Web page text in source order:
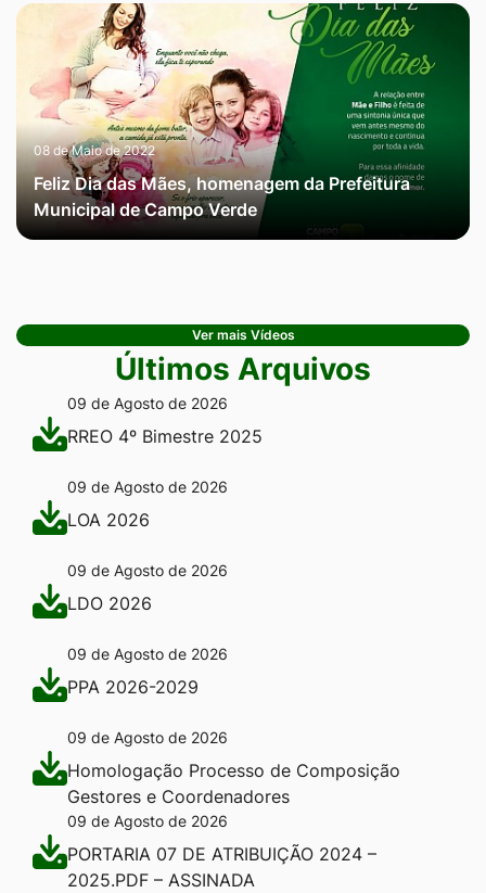
08 de Maio de 2022
Feliz Dia das Mães, homenagem da Prefeitura
Municipal de Campo Verde
Ver mais Vídeos
Últimos Arquivos
09 de Agosto de 2026
RREO 4º Bimestre 2025
09 de Agosto de 2026
LOA 2026
09 de Agosto de 2026
LDO 2026
09 de Agosto de 2026
PPA 2026-2029
09 de Agosto de 2026
Homologação Processo de Composição
Gestores e Coordenadores
09 de Agosto de 2026
PORTARIA 07 DE ATRIBUIÇÃO 2024 –
2025.PDF – ASSINADA